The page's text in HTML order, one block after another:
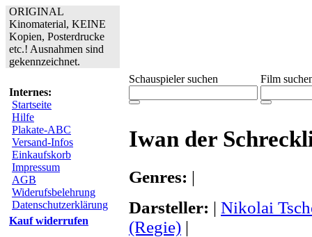
ORIGINAL
Kinomaterial, KEINE
Kopien, Posterdrucke
etc.! Ausnahmen sind
gekennzeichnet.
Internes:
Startseite
Hilfe
Plakate-ABC
Versand-Infos
Einkaufskorb
Impressum
AGB
Widerufsbelehrung
Datenschutzerklärung
Kauf widerrufen
Schauspieler suchen Film
Iwan der
Genres: |
Darsteller: | Nikolai
(Regie) |